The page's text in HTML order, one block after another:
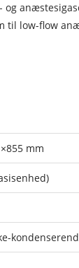
low-flow
mm